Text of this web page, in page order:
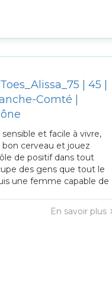
| 45 |
Comté |
et facile à vivre,
cerveau et jouez
de positif dans tout
des gens que tout le
une femme capable de
En savoir plus